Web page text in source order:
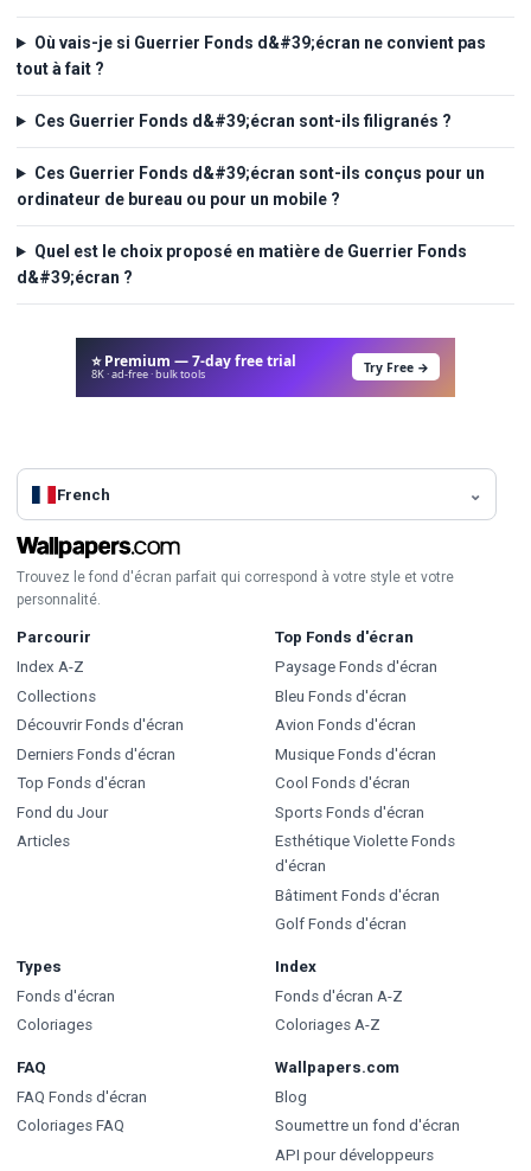
Où vais-je si Guerrier Fonds d&#39;écran ne convient pas
tout à fait ?
Ces Guerrier Fonds d&#39;écran sont-ils filigranés ?
Ces Guerrier Fonds d&#39;écran sont-ils conçus pour un
ordinateur de bureau ou pour un mobile ?
Quel est le choix proposé en matière de Guerrier Fonds
d&#39;écran ?
⭐ Premium — 7-day free trial
8K · ad-free · bulk tools Try Free →
French
Trouvez le fond d'écran parfait qui correspond à votre style et votre
personnalité.
Parcourir
Index A-Z
Collections
Découvrir Fonds d'écran
Derniers Fonds d'écran
Top Fonds d'écran
Fond du Jour
Articles
Top Fonds d'écran
Paysage Fonds d'écran
Bleu Fonds d'écran
Avion Fonds d'écran
Musique Fonds d'écran
Cool Fonds d'écran
Sports Fonds d'écran
Esthétique Violette Fonds
d'écran
Bâtiment Fonds d'écran
Golf Fonds d'écran
Types
Fonds d'écran
Coloriages
Index
Fonds d'écran A-Z
Coloriages A-Z
FAQ
FAQ Fonds d'écran
Coloriages FAQ
Wallpapers.com
Blog
Soumettre un fond d'écran
API pour développeurs